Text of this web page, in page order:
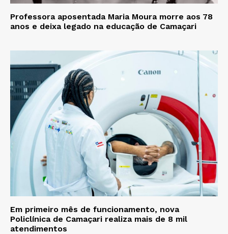
Professora aposentada Maria Moura morre aos 78
anos e deixa legado na educação de Camaçari
Em primeiro mês de funcionamento, nova
Policlínica de Camaçari realiza mais de 8 mil
atendimentos